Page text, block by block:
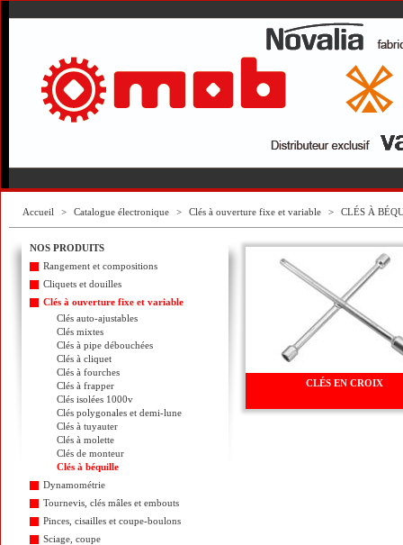
Accueil > Catalogue électronique > Clés à ouverture fixe et variable > CLÉS À
NOS PRODUITS
Rangement et compositions
Cliquets et douilles
Clés à ouverture fixe et variable
Clés auto-ajustables
Clés mixtes
Clés à pipe débouchées
Clés à cliquet
Clés à fourches
Clés à frapper
Clés isolées 1000v
Clés polygonales et demi-lune
Clés à tuyauter
Clés à molette
Clés de monteur
Clés à béquille
Dynamométrie
Tournevis, clés mâles et embouts
Pinces, cisailles et coupe-boulons
Sciage, coupe
CLÉS EN CROIX